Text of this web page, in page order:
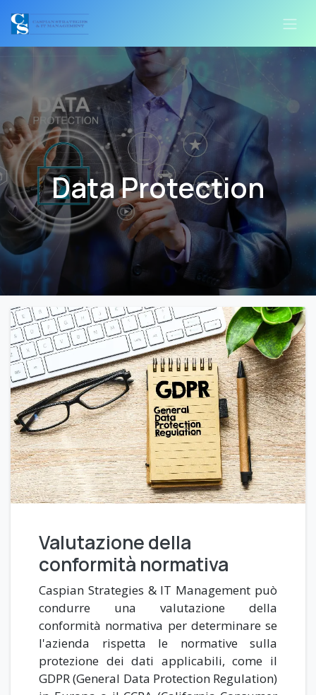
Data Protection
Valutazione della
conformità normativa
Caspian Strategies & IT Management può
condurre una valutazione della
conformità normativa per determinare se
l'azienda rispetta le normative sulla
protezione dei dati applicabili, come il
GDPR (General Data Protection Regulation)